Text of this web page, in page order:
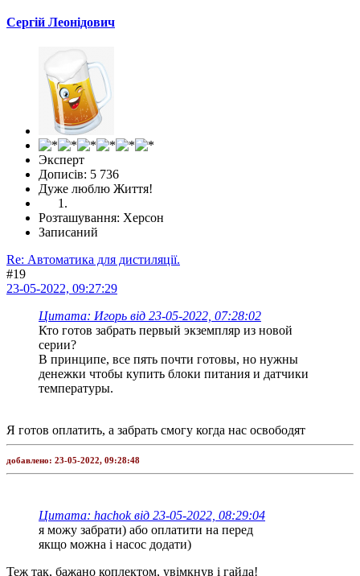
Сергій Леонідович
Эксперт
Дописів: 5 736
Дуже люблю Життя!
Розташування: Херсон
Записаний
Re: Автоматика для дистиляції.
#19
23-05-2022, 09:27:29
Цитата: Игорь від 23-05-2022, 07:28:02
Кто готов забрать первый экземпляр из новой
серии?
В принципе, все пять почти готовы, но нужны
денежки чтобы купить блоки питания и датчики
температуры.
Я готов оплатить, а забрать смогу когда нас освободят
добавлено: 23-05-2022, 09:28:48
Цитата: hachok від 23-05-2022, 08:29:04
я можу забрати) або оплатити на перед
якщо можна і насос додати)
Теж так, бажано коплектом, увімкнув і гайда!